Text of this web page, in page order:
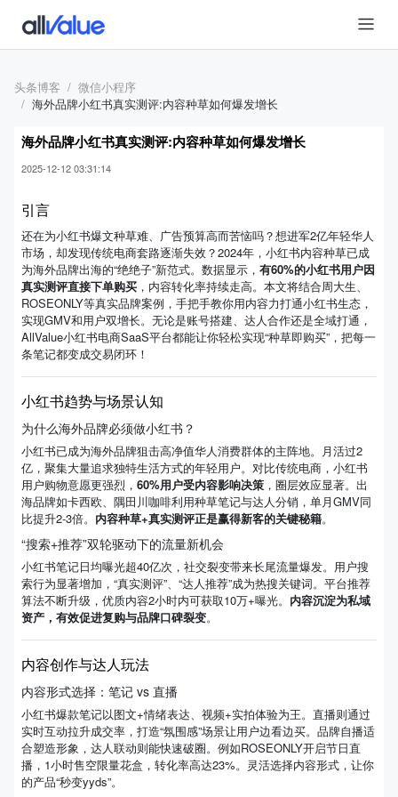
头条博客
微信小程序
海外品牌小红书真实测评:内容种草如何爆发增长
海外品牌小红书真实测评:内容种草如何爆发增长
2025-12-12 03:31:14
引言
还在为小红书爆文种草难、广告预算高而苦恼吗？想进军2亿年轻华人
市场，却发现传统电商套路逐渐失效？2024年，小红书内容种草已成
为海外品牌出海的“绝绝子”新范式。数据显示， 有60%的小红书用户因
真实测评直接下单购买 ，内容转化率持续走高。本文将结合周大生、
ROSEONLY等真实品牌案例，手把手教你用内容力打通小红书生态，
实现GMV和用户双增长。无论是账号搭建、达人合作还是全域打通，
AllValue小红书电商SaaS平台都能让你轻松实现“种草即购买”，把每一
条笔记都变成交易闭环！
小红书趋势与场景认知
为什么海外品牌必须做小红书？
小红书已成为海外品牌狙击高净值华人消费群体的主阵地。月活过2
亿，聚集大量追求独特生活方式的年轻用户。对比传统电商，小红书
用户购物意愿更强烈， 60%用户受内容影响决策 ，圈层效应显著。出
海品牌如卡西欧、隅田川咖啡利用种草笔记与达人分销，单月GMV同
比提升2-3倍。 内容种草+真实测评正是赢得新客的关键秘籍。
“搜索+推荐”双轮驱动下的流量新机会
小红书笔记日均曝光超40亿次，社交裂变带来长尾流量爆发。用户搜
索行为显著增加，“真实测评”、“达人推荐”成为热搜关键词。平台推荐
算法不断升级，优质内容2小时内可获取10万+曝光。 内容沉淀为私域
资产，有效促进复购与品牌口碑裂变。
内容创作与达人玩法
内容形式选择：笔记 vs 直播
小红书爆款笔记以图文+情绪表达、视频+实拍体验为王。直播则通过
实时互动拉升成交率，打造“氛围感”场景让用户边看边买。品牌自播适
合塑造形象，达人联动则能快速破圈。例如ROSEONLY开启节日直
播，1小时售空限量花盒，转化率高达23%。灵活选择内容形式，让你
的产品“秒变yyds”。